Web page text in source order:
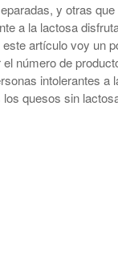
y otras
a la lactosa
artículo voy un
número de
intolerantes a
quesos sin